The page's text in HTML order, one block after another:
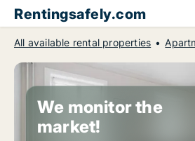
Rentingsafely.com
All available rental properties
We monitor the
market!